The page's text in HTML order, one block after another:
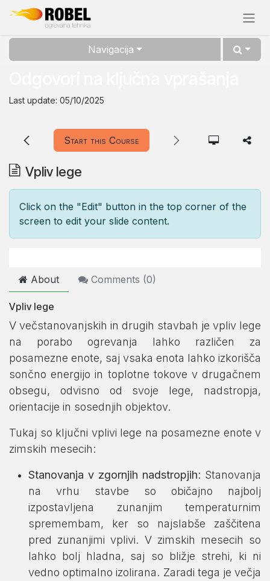
Skip to Content
Navigacija
Last update: 05/10/2025
Vpliv lege
Start this Course
Click on the "Edit" button in the top corner of the
screen to edit your slide content.
About Comments (0)
Vpliv lege
V večstanovanjskih in drugih stavbah je vpliv lege
na porabo ogrevanja lahko različen za
posamezne enote, saj vsaka enota lahko izkorišča
sončno energijo in toplotne tokove v drugačnem
obsegu, odvisno od svoje lege, nadstropja,
orientacije in sosednjih objektov.
Tukaj so ključni vplivi lege na posamezne enote v
zimskih mesecih:
Stanovanja v zgornjih nadstropjih: Stanovanja
na vrhu stavbe so običajno najbolj
izpostavljena zunanjim temperaturnim
spremembam, ker so najslabše zaščitena
pred zunanjimi vplivi. V zimskih mesecih so
lahko bolj hladna, saj so bližje strehi, ki ni
vedno optimalno izolirana. Zaradi tega je večja